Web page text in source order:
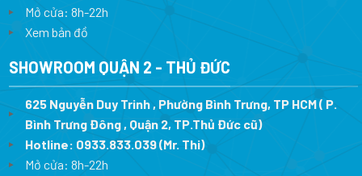
Mở cửa: 8h-22h
Xem bản đồ
SHOWROOM QUẬN 2 - THỦ ĐỨC
625 Nguyễn Duy Trinh , Phường Bình Trưng, TP HCM ( P.
Bình Trưng Đông , Quận 2, TP.Thủ Đức cũ)
Hotline: 0933.833.039(Mr. Thi)
Mở cửa: 8h-22h